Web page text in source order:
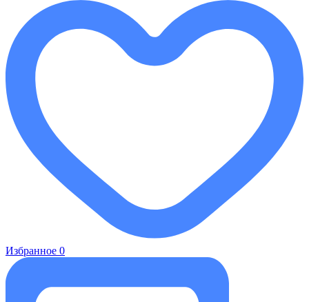
Избранное 0